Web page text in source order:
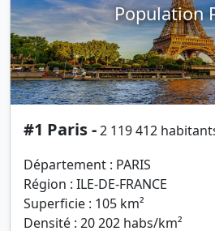
Population
#1 Paris -2 119 412
Département : PARIS
Région : ILE-DE-FRANCE
Superficie : 105 km²
Densité : 20 202 habs/km²